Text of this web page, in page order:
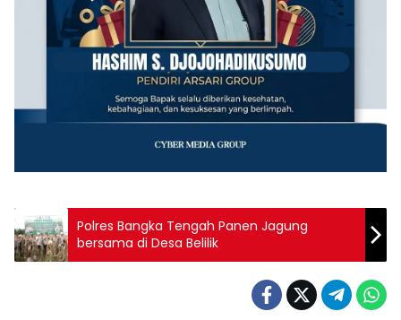
Polres Bangka Tengah Panen Jagung
bersama di Desa Belilik